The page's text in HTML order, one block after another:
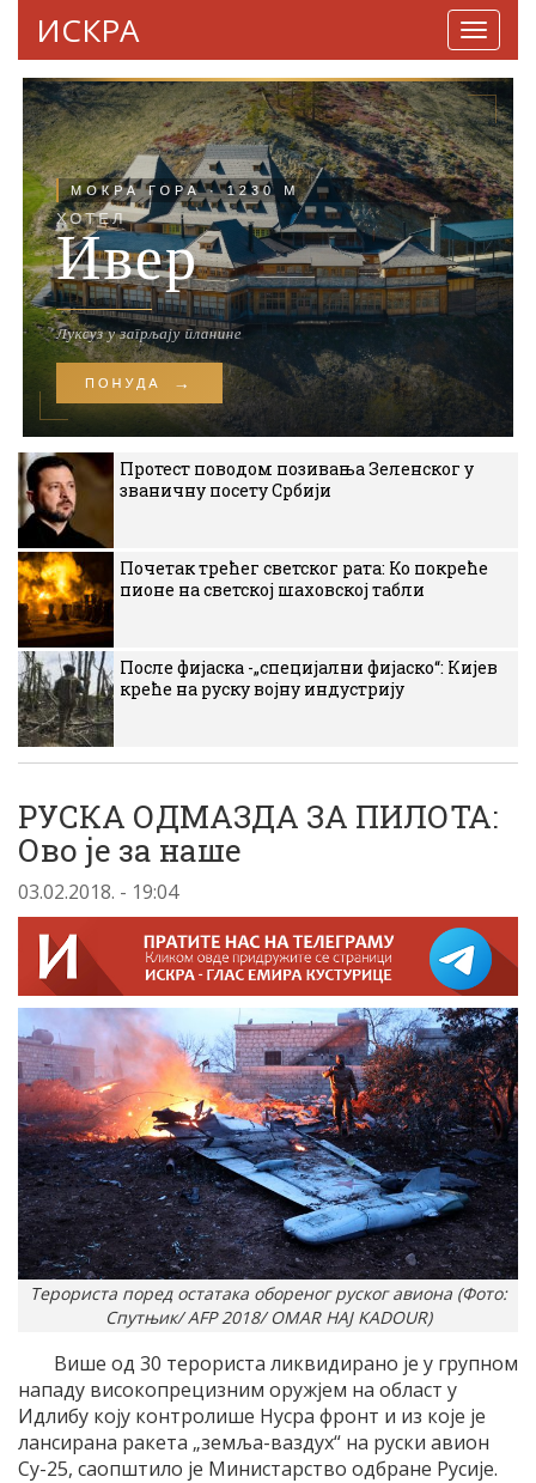
ИСКРА
Протест поводом позивања Зеленског у
званичну посету Србији
Почетак трећег светског рата: Ко покреће
пионе на светској шаховској табли
После фијаска -„специјални фијаско“: Кијев
креће на руску војну индустрију
РУСКА ОДМАЗДА ЗА ПИЛОТА:
Ово је за наше
03.02.2018. - 19:04
Терориста поред остатака обореног руског авиона (Фото:
Спутњик/ AFP 2018/ OMAR HAJ KADOUR)
Више од 30 терориста ликвидирано је у групном
нападу високопрецизним оружјем на област у
Идлибу коју контролише Нусра фронт и из које је
лансирана ракета „земља-ваздух“ на руски авион
Су-25, саопштило је Министарство одбране Русије.